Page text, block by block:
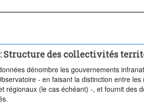
: Structure des collectivités
dénombre les gouvernements
- en faisant la distinction entre
régionaux (le cas échéant) -, et fournit des